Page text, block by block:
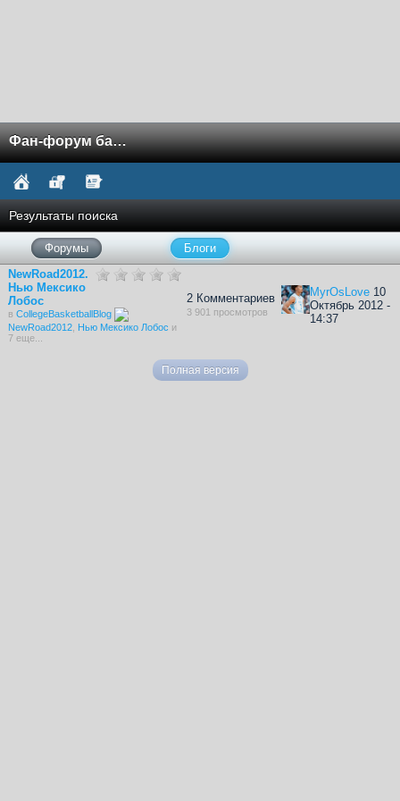
Фан-форум баскетбола NCAA
Результаты поиска
Форумы
Блоги
NewRoad2012.
Нью Мексико
Лобос
в CollegeBasketballBlog
NewRoad2012 Нью Мексико Лобос и
7 еще...
2 Комментариев
3 901 просмотров
MyrOsLove 10
Октябрь 2012 -
14:37
Полная версия